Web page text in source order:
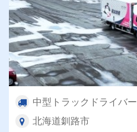
中型トラックドライバー
北海道釧路市